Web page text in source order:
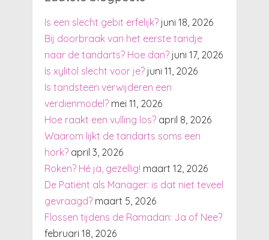
Is een slecht gebit erfelijk? juni 18, 2026
Bij doorbraak van het eerste tandje
naar de tandarts? Hoe dan? juni 17, 2026
Is xylitol slecht voor je? juni 11, 2026
Is tandsteen verwijderen een
verdienmodel? mei 11, 2026
Hoe raakt een vulling los? april 8, 2026
Waarom lijkt de tandarts soms een
hork? april 3, 2026
Roken? Hé ja, gezellig! maart 12, 2026
De Patiënt als Manager: is dat niet teveel
gevraagd? maart 5, 2026
Flossen tijdens de Ramadan: Ja of Nee?
februari 18, 2026